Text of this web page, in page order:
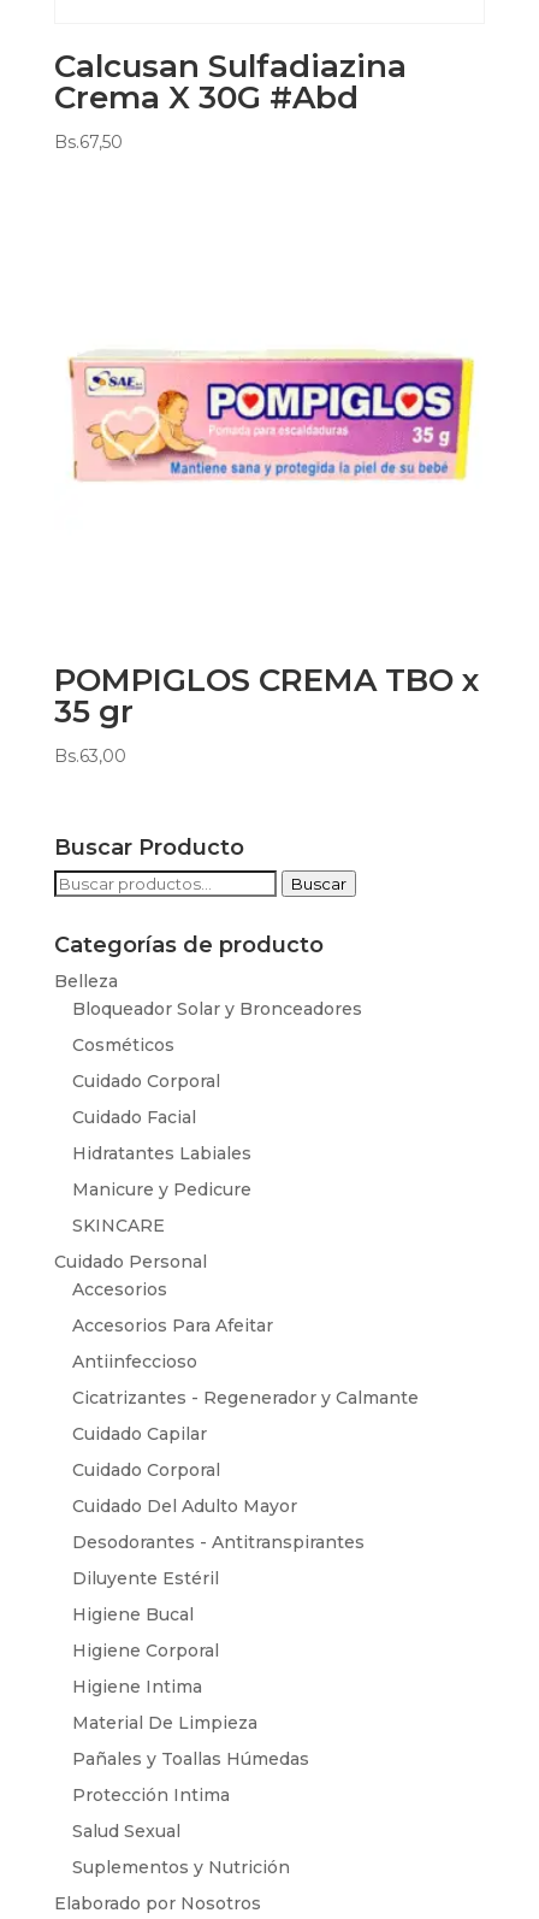
Calcusan Sulfadiazina
Crema X 30G #Abd
Bs.67,50
POMPIGLOS CREMA TBO x
35 gr
Bs.63,00
Buscar Producto
Buscar
Buscar
Categorías de producto
Belleza
Bloqueador Solar y Bronceadores
Cosméticos
Cuidado Corporal
Cuidado Facial
Hidratantes Labiales
Manicure y Pedicure
SKINCARE
Cuidado Personal
Accesorios
Accesorios Para Afeitar
Antiinfeccioso
Cicatrizantes - Regenerador y Calmante
Cuidado Capilar
Cuidado Corporal
Cuidado Del Adulto Mayor
Desodorantes - Antitranspirantes
Diluyente Estéril
Higiene Bucal
Higiene Corporal
Higiene Intima
Material De Limpieza
Pañales y Toallas Húmedas
Protección Intima
Salud Sexual
Suplementos y Nutrición
Elaborado por Nosotros